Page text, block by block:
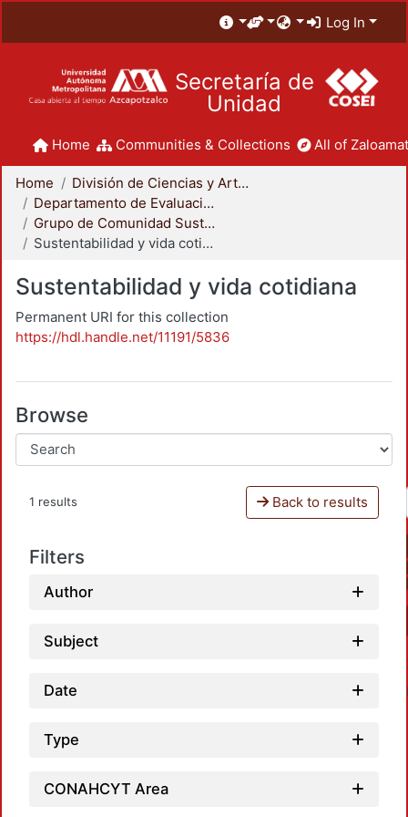
Log In
Secretaría de
Unidad
Home Communities & Collections All of
Home
División de Ciencias y Artes para el Diseño
Departamento de Evaluación del Diseño en el Tiempo
Grupo de Comunidad Sustentable
Sustentabilidad y vida cotidiana
Sustentabilidad y vida cotidiana
Permanent URI for this collection
https://hdl.handle.net/11191/5836
Browse
1 results Back to results
Filters
Author
Subject
Date
Type
CONAHCYT Area